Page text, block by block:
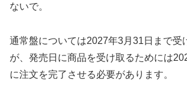
ないで。
通常盤については2027年3月31日まで受
が、発売日に商品を受け取るためには
に注文を完了させる必要があります。